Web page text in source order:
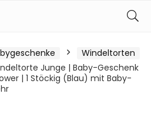
Windeltorten
Junge | Baby-Geschenk
| 1 Stöckig (Blau) mit Baby-